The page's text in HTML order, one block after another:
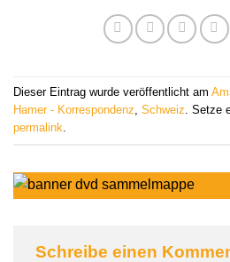
Dieser Eintrag wurde veröffentlicht am
Hamer - Korrespondenz Schweiz . Setze
permalink
Schreibe einen